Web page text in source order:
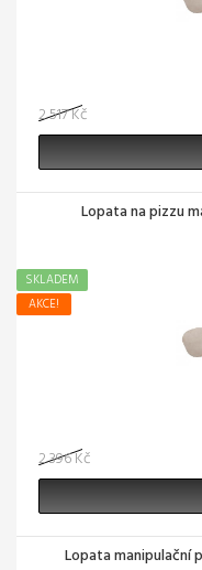
2 517 Kč
Lopata na pizzu
AKCE!
SKLADEM
2 396 Kč
Lopata manipulační